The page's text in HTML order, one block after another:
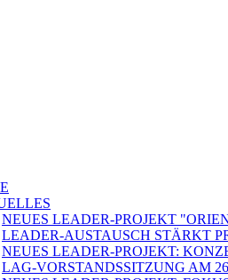
NEUES LEADER-PROJEKT
LEADER-AUSTAUSCH STÄRKT
NEUES LEADER-PROJEKT:
LAG-VORSTANDSSITZUNG AM